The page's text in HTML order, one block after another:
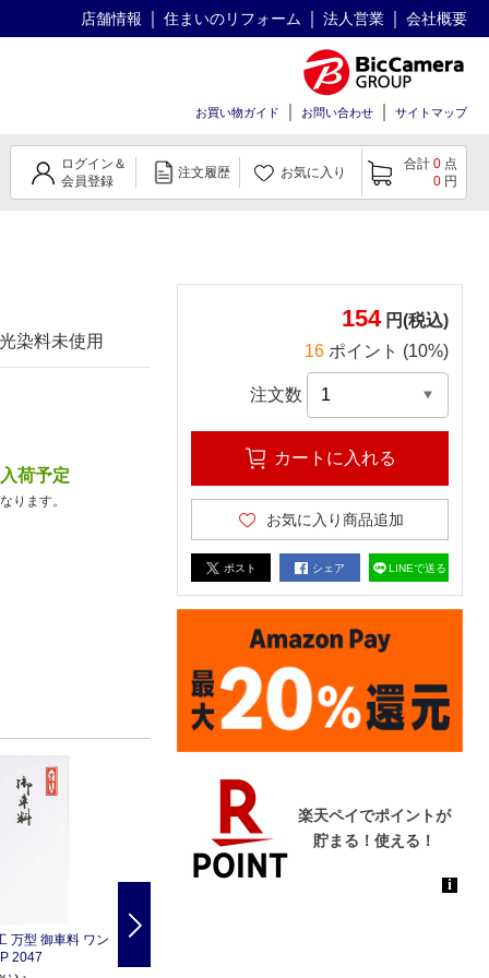
店舗情報 住まいのリフォーム 法人営業 会社概要
お買い物ガイド お問い合わせ サイトマップ
ログイン＆
会員登録
注文履歴 お気に入り
合計 0 点
0 円
染料未使用
荷予定
ります。
万型 御車料 ワン
2047
スズキ紙工 万型 御祝儀 ワン
154 円(税込)
16 ポイント (10%)
注文数
カートに入れる
お気に入り商品追加
ポスト シェア LINEで送る